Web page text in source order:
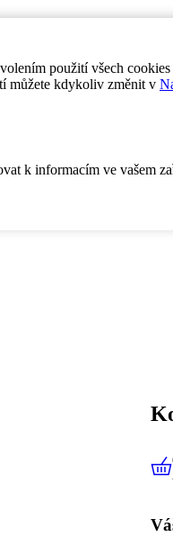
použití všech
můžete kdykoliv změnit v
k informacím ve vašem